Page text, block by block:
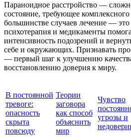
Параноидное расстройство —
состояние, требующее
большинстве случаев лечение — это
психотерапия и медикаменты
интенсивность подозрений и
себе и окружающих. Признавать
— первый шаг к улучшению
восстановлению доверия к миру.
В постоянной
тревоге:
опасность
скрыта
повсюду
Теории
заговора
как способ
объяснить
мир
Чувство
угрозы и